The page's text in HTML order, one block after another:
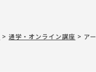
>通学・オンライン講座 > ア